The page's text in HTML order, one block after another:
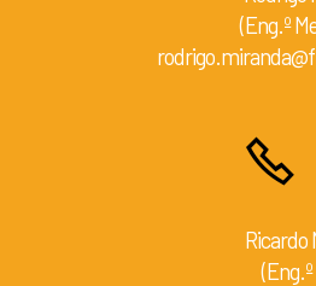
(Eng.º
Ricardo